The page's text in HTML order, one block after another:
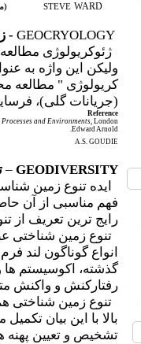
STEVE WARD
(
GEOCRYOLOGY
-
ژئوکریولوژی
ولیکن این واژه به
کریولوژی " مطالعه
(جریانات گلی)،
Reference
and Environments, London:
Edward Arnold.
A.S. GOUDIE
GEODIVERSITY
–
فهم مناسبی از آن
رایج ترین تعریف از
تنوع زمین شناختی
انواع گوناگون لند
گذشته، اکوسیستم ها
رفتارکنش و واکنش
تنوع زمین شناختی
بالا با این بیان
تشخیص و تعیین پهنه